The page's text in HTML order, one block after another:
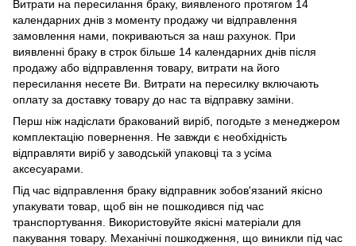
Витрати на пересилання браку, виявленого протягом 14
календарних днів з моменту продажу чи відправлення
замовлення нами, покриваються за наш рахунок. При
виявленні браку в строк більше 14 календарних днів після
продажу або відправлення товару, витрати на його
пересилання несете Ви. Витрати на пересилку включають
оплату за доставку товару до нас та відправку заміни.
Перш ніж надіслати бракований виріб, погодьте з менеджером
комплектацію повернення. Не завжди є необхідність
відправляти виріб у заводській упаковці та з усіма
аксесуарами.
Під час відправлення браку відправник зобов'язаний якісно
упакувати товар, щоб він не пошкодився під час
транспортування. Використовуйте якісні матеріали для
пакування товару. Механічні пошкодження, що виникли під час